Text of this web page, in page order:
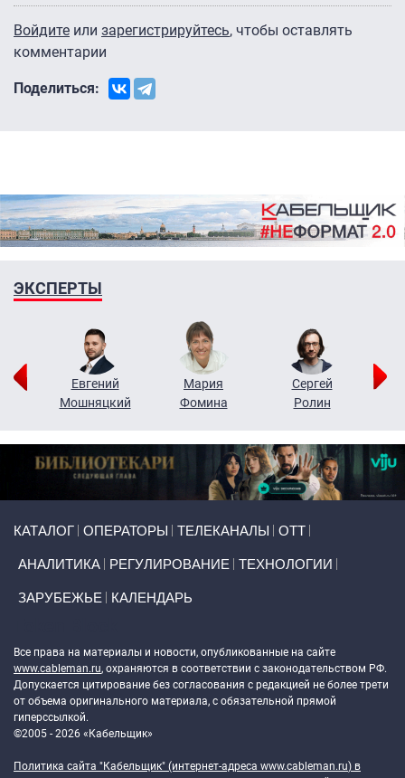
Войдите или зарегистрируйтесь, чтобы оставлять
комментарии
Поделиться:
ЭКСПЕРТЫ
Евгений
Мошняцкий
Мария
Фомина
Сергей
Ролин
КАТАЛОГ ОПЕРАТОРЫ ТЕЛЕКАНАЛЫ ОТТ
АНАЛИТИКА РЕГУЛИРОВАНИЕ ТЕХНОЛОГИИ
ЗАРУБЕЖЬЕ КАЛЕНДАРЬ
Все права на материалы и новости, опубликованные на сайте
www.cableman.ru, охраняются в соответствии с законодательством РФ.
Допускается цитирование без согласования с редакцией не более трети
от объема оригинального материала, с обязательной прямой
гиперссылкой.
©2005 - 2026 «Кабельщик»
Политика сайта "Кабельщик" (интернет-адреса www.cableman.ru) в